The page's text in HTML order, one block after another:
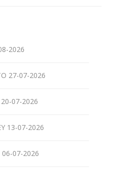
2026
27-07-2026
07-2026
13-07-2026
06-07-2026